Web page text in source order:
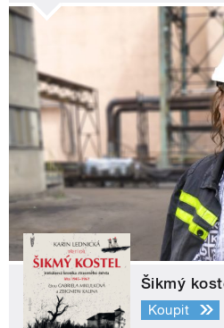
Šikmý
Koupit